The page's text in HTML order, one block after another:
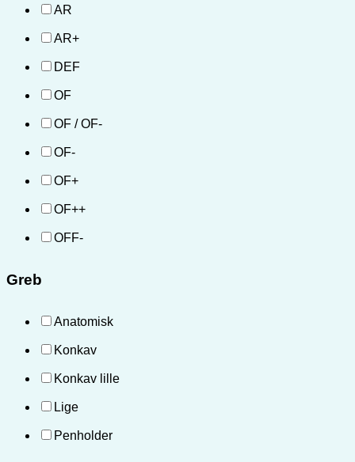
AR
AR+
DEF
OF
OF / OF-
OF-
OF+
OF++
OFF-
Greb
Anatomisk
Konkav
Konkav lille
Lige
Penholder